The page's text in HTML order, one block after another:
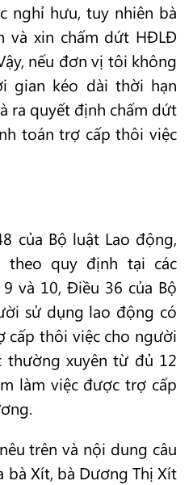
nghỉ hưu, tuy nhiên bà
và xin chấm dứt HĐLĐ
nếu đơn vị tôi không
gian kéo dài thời hạn
ra quyết định chấm dứt
toán trợ cấp thôi việc
của Bộ luật Lao động,
quy định tại các
và 10, Điều 36 của Bộ
sử dụng lao động có
cấp thôi việc cho người
thường xuyên từ đủ 12
làm việc được trợ cấp
trên và nội dung câu
Xít, bà Dương Thị Xít